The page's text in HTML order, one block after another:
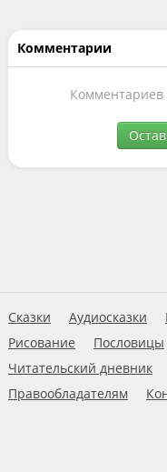
Комментарии
Комментариев
Сказки Аудиосказки
Рисование
Пословицы
Читательский дневник
Правообладателям